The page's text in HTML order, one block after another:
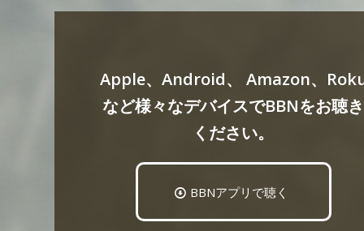
Apple、Android、 Amazon、
など様々なデバイスでBBNをお聴き
ください。
BBNアプリで聴く